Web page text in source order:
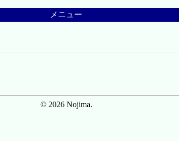
メニュー
© 2026 Nojima.